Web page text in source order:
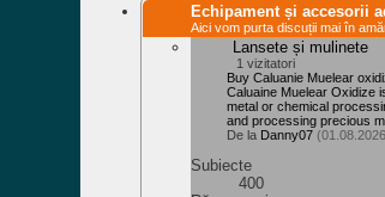
Echipament și accesorii
Aici vom purta discuții mai în
Lansete și mulinete
1 vizitatori
Buy Caluanie Muelear
Caluaine Muelear Oxidize
metal or chemical
and processing precious
De la Danny07
Subiecte
400